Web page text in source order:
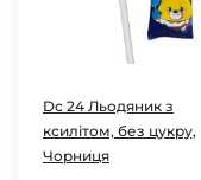
Dc 24 Льодяник з
ксилітом, без цукру,
Чорниця